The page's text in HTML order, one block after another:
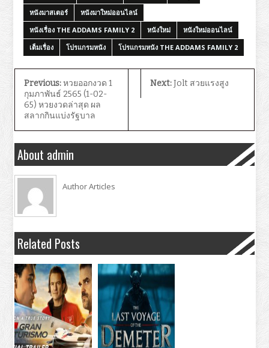
หนังมาสเตอร์
หนังมาใหม่ออนไลน์
หนังเรื่อง THE ADDAMS FAMILY 2
หนังใหม่
หนังใหม่ออนไลน์
เต็มเรื่อง
โปรแกรมหนัง โปรแกรมหนัง THE ADDAMS FAMILY 2
Previous:หวยออกงวด 1
กุมภาพันธ์ 2565 (1-02-
65) หวยงวดล่าสุด ผล
สลากกินแบ่งรัฐบาล
Next:Jolt สวยแรงสูง
About admin
Author Articles
Related Posts